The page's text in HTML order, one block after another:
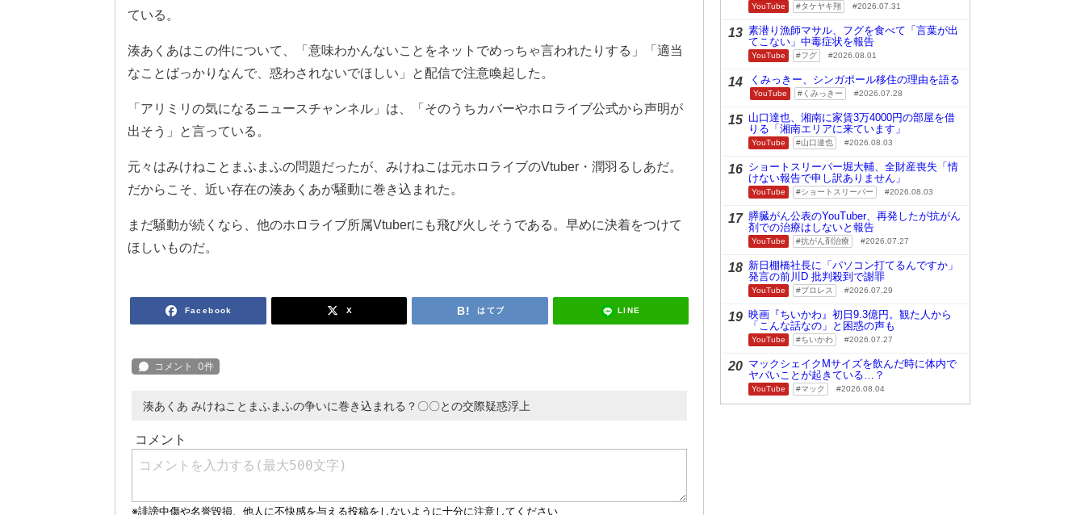
ている。
湊あくあはこの件について、「意味わかんないことをネットでめっちゃ言われたりする」「適当
なことばっかりなんで、惑わされないでほしい」と配信で注意喚起した。
「アリミリの気になるニュースチャンネル」は、「そのうちカバーやホロライブ公式から声明が
出そう」と言っている。
元々はみけねことまふまふの問題だったが、みけねこは元ホロライブのVtuber・潤羽るしあだ。
だからこそ、近い存在の湊あくあが騒動に巻き込まれた。
まだ騒動が続くなら、他のホロライブ所属Vtuberにも飛び火しそうである。早めに決着をつけて
ほしいものだ。
Facebook X はてブ LINE
湊あくあ みけねことまふまふの争いに巻き込まれる？〇〇との交際疑惑浮上
YouTube タケヤキ翔 2026.07.31
13 素潜り漁師マサル、フグを食べて「言葉が出
てこない」中毒症状を報告
YouTube フグ 2026.08.01
14 くみっきー、シンガポール移住の理由を語る
YouTube くみっきー 2026.07.28
15 山口達也、湘南に家賃3万4000円の部屋を借
りる「湘南エリアに来ています」
YouTube 山口達也 2026.08.03
16 ショートスリーパー堀大輔、全財産喪失「情
けない報告で申し訳ありません」
YouTube ショートスリーパー 2026.08.03
17 膵臓がん公表のYouTuber、再発したが抗がん
剤での治療はしないと報告
YouTube 抗がん剤治療 2026.07.27
18 新日棚橋社長に「パソコン打てるんですか」
発言の前川D 批判殺到で謝罪
YouTube プロレス 2026.07.29
19 映画『ちいかわ』初日9.3億円。観た人から
「こんな話なの」と困惑の声も
YouTube ちいかわ 2026.07.27
20 マックシェイクMサイズを飲んだ時に体内で
ヤバいことが起きている…？
YouTube マック 2026.08.04